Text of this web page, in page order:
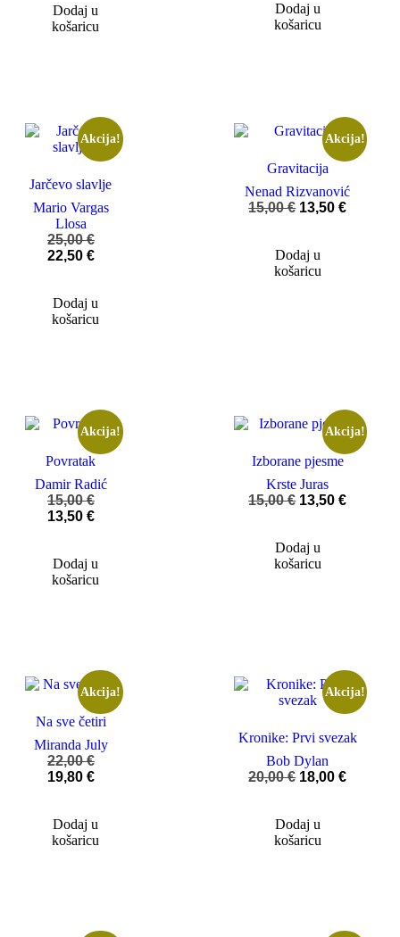
Dodaj u
košaricu
Dodaj u
košaricu
Akcija!
Jarčevo slavlje
Mario Vargas
Llosa
25,00€
22,50 €
Dodaj u
košaricu
Akcija!
Gravitacija
Nenad Rizvanović
15,00€ 13,50€
Dodaj u
košaricu
Akcija!
Povratak
Damir Radić
15,00€
13,50 €
Dodaj u
košaricu
Akcija!
Izborane pjesme
Krste Juras
15,00€ 13,50€
Dodaj u
košaricu
Akcija!
Na sve četiri
Miranda July
22,00€
19,80 €
Dodaj u
košaricu
Akcija!
Kronike: Prvi svezak
Bob Dylan
20,00€ 18,00€
Dodaj u
košaricu